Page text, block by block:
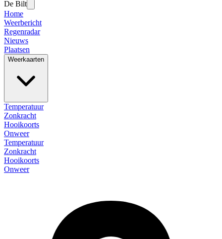
De Bilt
Home
Weerbericht
Regenradar
Nieuws
Plaatsen
Weerkaarten
Temperatuur
Zonkracht
Hooikoorts
Onweer
Temperatuur
Zonkracht
Hooikoorts
Onweer